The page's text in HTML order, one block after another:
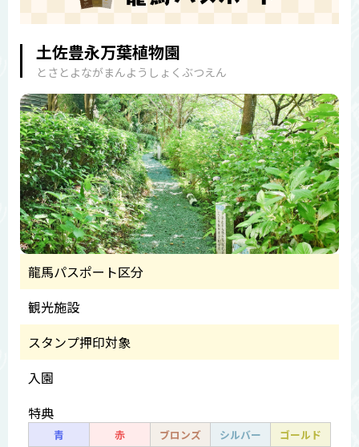
土佐豊永万葉植物園
とさとよながまんようしょくぶつえん
龍馬パスポート区分
観光施設
スタンプ押印対象
入園
特典
青 赤 ブロンズ シルバー
ゴールド